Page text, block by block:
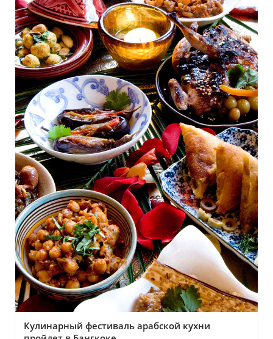
Кулинарный фестиваль арабской кухни